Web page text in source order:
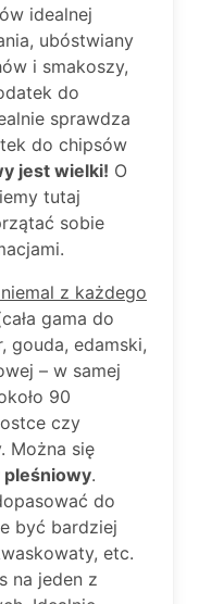
idealnej
ubóstwiany
i smakoszy,
do
sprawdza
do chipsów
jest wielki! O
tutaj
sobie
z każdego
gama do
gouda, edamski,
– w samej
90
czy
Można się
.
do
być bardziej
etc.
na jeden z